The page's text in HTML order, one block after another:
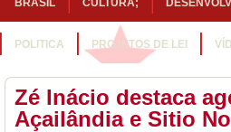
BRASIL CULTURA;
POLITICA PROJETOS DE LEI
Zé Inácio destaca
Açailândia e Sitio